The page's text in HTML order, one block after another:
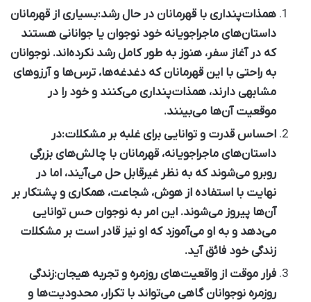
همذات‌پنداری با قهرمانان در حال رشد:بسیاری از قهرمانان
داستان‌های ماجراجویانه خود نوجوان یا جوانانی هستند
که در آغاز سفر، هنوز به طور کامل رشد نکرده‌اند. نوجوانان
به راحتی با این قهرمانان که دغدغه‌ها، ترس‌ها و آرزوهای
مشابهی دارند، همذات‌پنداری می‌کنند و خود را در
موقعیت آن‌ها می‌بینند.
احساس قدرت و توانایی برای غلبه بر مشکلات:در
داستان‌های ماجراجویانه، قهرمانان با چالش‌های بزرگی
روبرو می‌شوند که به نظر غیرقابل حل می‌آیند، اما در
نهایت با استفاده از هوش، شجاعت، همکاری و پشتکار بر
آن‌ها پیروز می‌شوند. این امر به نوجوان حس توانایی
می‌دهد و به او می‌آموزد که او نیز قادر است بر مشکلات
زندگی خود فائق آید.
فرار موقت از واقعیت‌های روزمره و تجربه هیجان:زندگی
روزمره نوجوانان گاهی می‌تواند با تکرار، محدودیت‌ها و